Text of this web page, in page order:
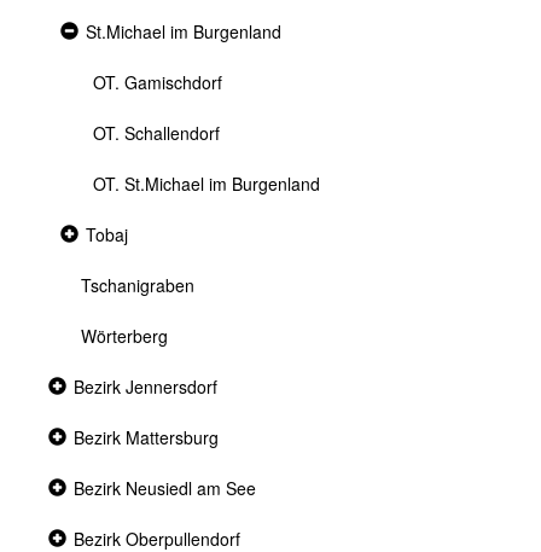
Expanded
St.Michael im Burgenland
OT. Gamischdorf
OT. Schallendorf
OT. St.Michael im Burgenland
Collapsed
section
Tobaj
Tschanigraben
Wörterberg
Collapsed
Bezirk Jennersdorf
Collapsed
Bezirk Mattersburg
Collapsed
Bezirk Neusiedl am See
Collapsed
Bezirk Oberpullendorf